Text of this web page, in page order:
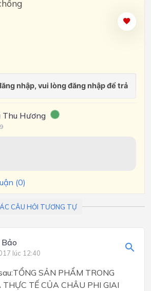
Thu Hương
(0)
CÂU HỎI TƯƠNG TỰ
lúc 12:40
SẢN PHẨM TRONG
THỰC TẾ CỦA CHÂU PHI GIAI